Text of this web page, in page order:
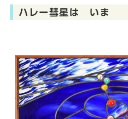
ハレー彗星は いま